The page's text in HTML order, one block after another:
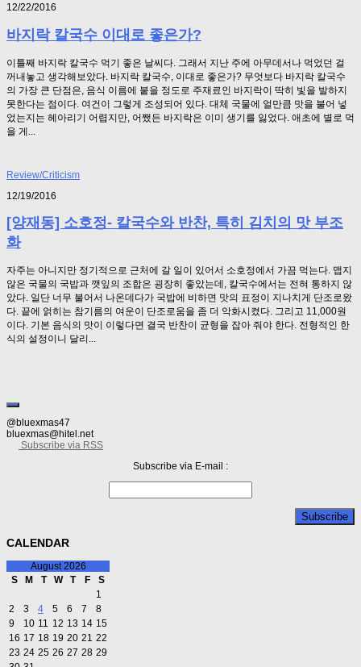
12/22/2016
바지락 칼국수 이대로 좋은가?
이틀째 바지락 칼국수 먹기 좋은 날씨다. 그래서 지난 주에 아무데서나 먹었던 걸
꺼내놓고 생각해보았다. 바지락 칼국수, 이대로 좋은가? 무엇보다 바지락 칼국수
의 가장 큰 단점은, 음식 이름에 붙을 정도로 주재료인 바지락이 딱히 빛을 발하지
못한다는 점이다. 여건이 그렇게 조성되어 있다. 대체 국물에 얼만큼 맛을 불어 넣
었는지는 헤아리기 어렵지만, 어쨌든 바지락은 이미 생기를 잃었다. 애초에 별로 먹
을 게...
Review/Criticism
12/19/2016
[양재동] 소호정- 칼국수와 반찬, 특히 김치의 맛 부조
화
자주는 아니지만 정기적으로 근처에 갈 일이 있어서 소호정에서 가끔 먹는다. 맵지
않은 국물의 국밥과 깻잎의 조합은 굉장히 좋았는데, 칼국수에서는 전혀 통하지 않
았다. 일단 너무 불어서 나온데다가 국밥에 비하면 맛의 표정이 지나치게 단조로왔
다. 끝에 얽히는 참기름의 여운이 단조로움을 좀 더 악화시켰다. 그리고 11,000원
이다. 기본 음식의 맛이 이렇다면 결국 반찬이 균형을 잡아 줘야 한다. 전형적인 한
식의 설정이니 달리...
@bluexmas47
bluexmas@hitel.net
Subscribe via RSS
Subscribe via E-mail :
CALENDAR
August 2026
S
M T W T F
S
1
2
3 4 5 6 7
8
9
10 11 12 13 14 15
16 17 18 19 20 21 22
23 24 25 26 27 28 29